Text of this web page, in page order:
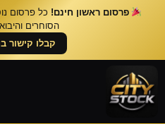
פרסום ראשון חינם! כל פרסום נוסף
הסוחרים
קבלו קישור